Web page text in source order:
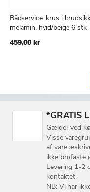
Læg i kurv
Bådservice: krus i
melamin, hvid/beige 6 stk
459,00 kr
*GRATIS
Gælder ved
Visse
af
ikke brofaste
Levering 1-2
kontaktet.
NB: Vi har